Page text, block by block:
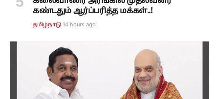
கண்டதும் ஆர்ப்பரித்த மக்கள்..!
தமிழ்நாடு 14 hours ago